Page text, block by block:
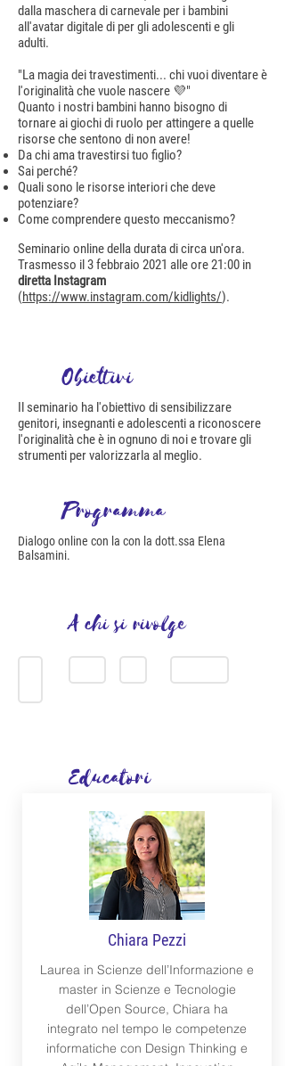
dalla maschera di carnevale per i bambini
all'avatar digitale di per gli adolescenti e gli
adulti.
"La magia dei travestimenti... chi vuoi diventare è
l'originalità che vuole nascere 💜"
Quanto i nostri bambini hanno bisogno di
tornare ai giochi di ruolo per attingere a quelle
risorse che sentono di non avere!
Da chi ama travestirsi tuo figlio?
Sai perché?
Quali sono le risorse interiori che deve
potenziare?
Come comprendere questo meccanismo?
Seminario online della durata di circa un'ora.
Trasmesso il 3 febbraio 2021 alle ore 21:00 in
diretta Instagram
(https://www.instagram.com/kidlights/).
Obiettivi
Il seminario ha l'obiettivo di sensibilizzare
genitori, insegnanti e adolescenti a riconoscere
l'originalità che è in ognuno di noi e trovare gli
strumenti per valorizzarla al meglio.
Programma
Dialogo online con la con la dott.ssa Elena
Balsamini.
A chi si rivolge
Educatori
Chiara Pezzi
Laurea in Scienze dell’Informazione e
master in Scienze e Tecnologie
dell’Open Source, Chiara ha
integrato nel tempo le competenze
informatiche con Design Thinking e